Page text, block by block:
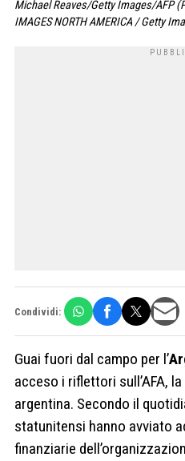
Michael Reaves/Getty Images/AFP
IMAGES NORTH AMERICA / Getty
Condividi:
Guai fuori dal campo per l’
acceso i riflettori sull’AFA,
argentina. Secondo il
statunitensi hanno avviato
finanziarie